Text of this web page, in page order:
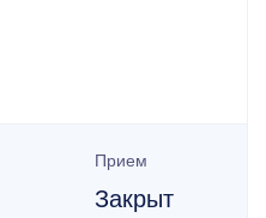
Прием
Закрыт